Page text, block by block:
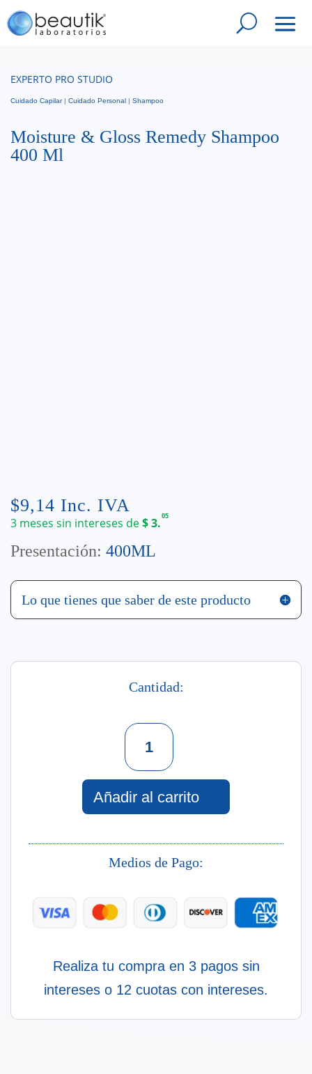
EXPERTO PRO STUDIO
Cuidado Capilar| Cuidado Personal | Shampoo
Moisture & Gloss Remedy Shampoo
400 Ml
$9,14 Inc. IVA
3 meses sin intereses de$3.05
Presentación: 400ML
Lo que tienes que saber de este producto
Cantidad:
Moisture
Gloss
Remedy
Shampoo
cantidad
Añadir al carrito
Medios de Pago:
Realiza tu compra en 3 pagos sin
intereses o 12 cuotas con intereses.